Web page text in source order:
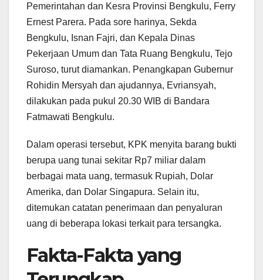
Pemerintahan dan Kesra Provinsi Bengkulu, Ferry
Ernest Parera. Pada sore harinya, Sekda
Bengkulu, Isnan Fajri, dan Kepala Dinas
Pekerjaan Umum dan Tata Ruang Bengkulu, Tejo
Suroso, turut diamankan. Penangkapan Gubernur
Rohidin Mersyah dan ajudannya, Evriansyah,
dilakukan pada pukul 20.30 WIB di Bandara
Fatmawati Bengkulu.
Dalam operasi tersebut, KPK menyita barang bukti
berupa uang tunai sekitar Rp7 miliar dalam
berbagai mata uang, termasuk Rupiah, Dolar
Amerika, dan Dolar Singapura. Selain itu,
ditemukan catatan penerimaan dan penyaluran
uang di beberapa lokasi terkait para tersangka.
Fakta-Fakta yang